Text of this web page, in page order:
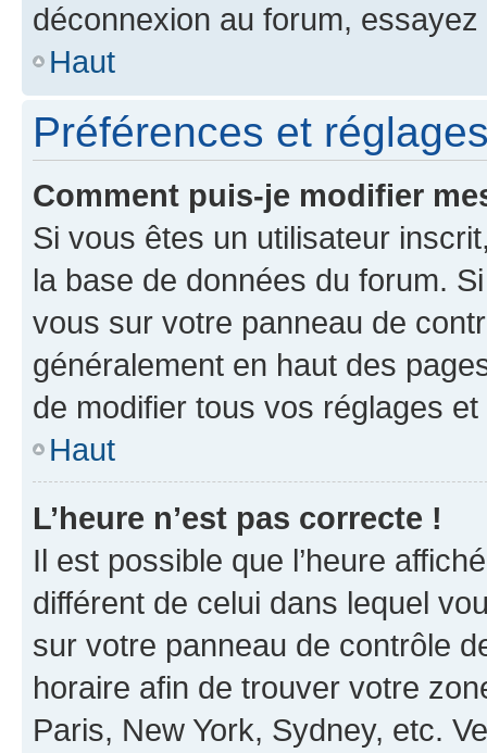
déconnexion au forum,
Haut
Préférences et
Comment puis-je modifier
Si vous êtes un utilisateur
la base de données du forum.
vous sur votre panneau de
généralement en haut des
de modifier tous vos réglages
Haut
L’heure n’est pas correcte !
Il est possible que l’heure
différent de celui dans lequel
sur votre panneau de contrôle
horaire afin de trouver votre
Paris, New York, Sydney, etc.